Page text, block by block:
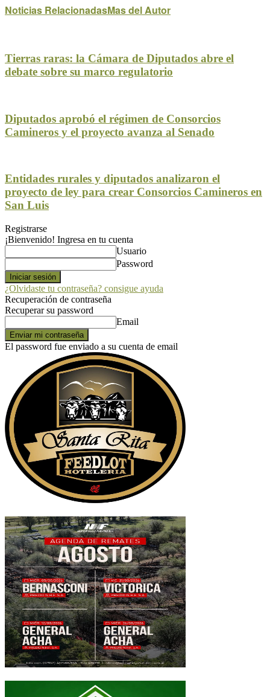
Noticias RelacionadasMas del Autor
Tierras raras: la Cámara de Diputados abre el
debate sobre su marco regulatorio
Diputados aprobó el régimen de Consorcios
Camineros y el proyecto avanza al Senado
Entidades rurales y diputados analizaron el
proyecto de ley para crear Consorcios Camineros en
San Luis
Registrarse
¡Bienvenido! Ingresa en tu cuenta
Usuario
Password
¿Olvidaste tu contraseña? consigue ayuda
Recuperación de contraseña
Recuperar su password
Email
El password fue enviado a su cuenta de email